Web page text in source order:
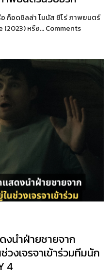
ก็อดซิลล่า ไมนัส ซีโร่ ภาพยนตร์
หรือ… Comments
งนำฝ่ายชายจาก
วงเจรจาเข้าร่วมทีมนัก
4